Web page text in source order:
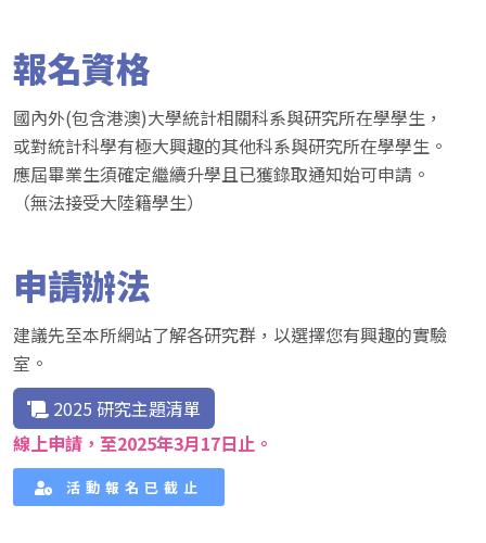
報名資格
國內外(包含港澳)大學統計相關科系與研究所在學學生，
或對統計科學有極大興趣的其他科系與研究所在學學生。
應屆畢業生須確定繼續升學且已獲錄取通知始可申請。
（無法接受大陸籍學生）
申請辦法
建議先至本所網站了解各研究群，以選擇您有興趣的實驗
室。
2025 研究主題清單
線上申請，至2025年3月17日止。
活動報名已截止